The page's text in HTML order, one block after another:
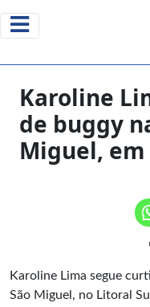
Karoline
de buggy
Miguel,
Karoline Lima segue
São Miguel, no Litoral